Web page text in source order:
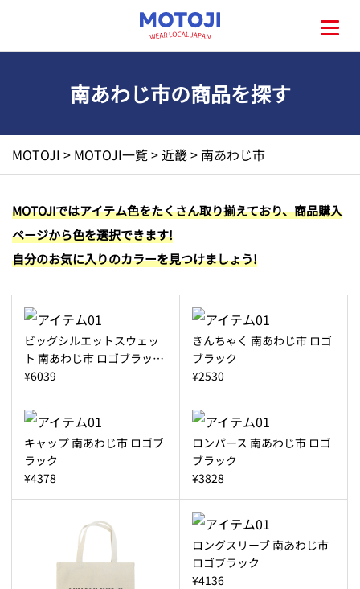
HOME
地元一覧
お問い合わせ
南あわじ市の商品を探す
MOTOJI > MOTOJI一覧>近畿> 南あわじ市
MOTOJIではアイテム色をたくさん取り揃えており、商品購入
ページから色を選択できます!
自分のお気に入りのカラーを見つけましょう!
ビッグシルエットスウェッ
ト 南あわじ市 ロゴブラッ…
¥6039
きんちゃく 南あわじ市 ロゴ
ブラック
¥2530
キャップ 南あわじ市 ロゴブ
ラック
¥4378
ロンパース 南あわじ市 ロゴ
ブラック
¥3828
ロングスリーブ 南あわじ市
ロゴブラック
¥4136